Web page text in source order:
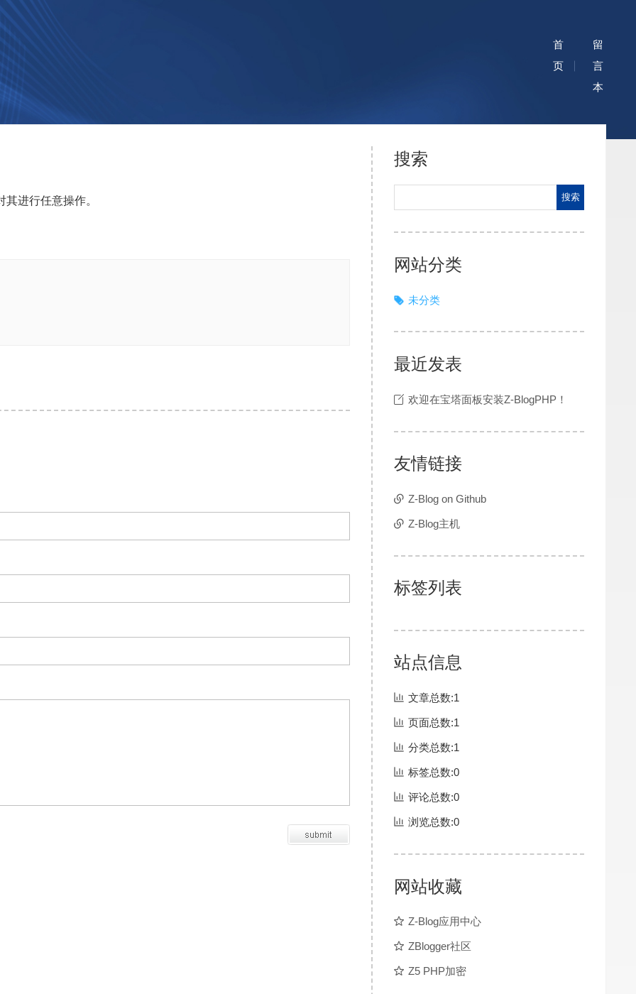
首
页
留
言
本
进行任意操作。
搜索
网站分类
未分类
最近发表
欢迎在宝塔面板安装Z-BlogPHP！
友情链接
Z-Blog on Github
Z-Blog主机
标签列表
站点信息
文章总数:1
页面总数:1
分类总数:1
标签总数:0
评论总数:0
浏览总数:0
网站收藏
Z-Blog应用中心
ZBlogger社区
Z5 PHP加密